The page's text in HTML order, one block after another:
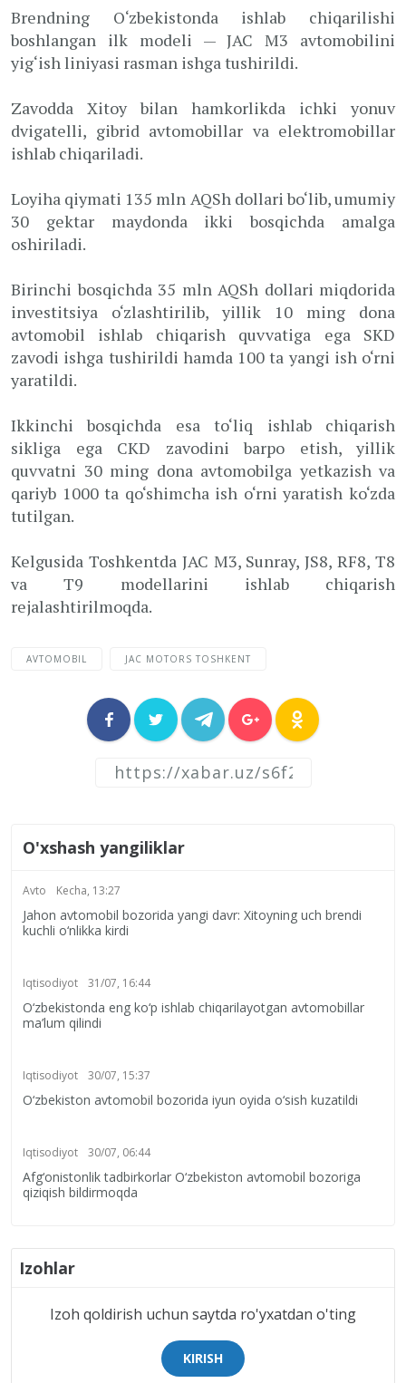
Brendning O‘zbekistonda ishlab chiqarilishi
boshlangan ilk modeli — JAC M3 avtomobilini
yig‘ish liniyasi rasman ishga tushirildi.
Zavodda Xitoy bilan hamkorlikda ichki yonuv
dvigatelli, gibrid avtomobillar va elektromobillar
ishlab chiqariladi.
Loyiha qiymati 135 mln AQSh dollari bo‘lib, umumiy
30 gektar maydonda ikki bosqichda amalga
oshiriladi.
Birinchi bosqichda 35 mln AQSh dollari miqdorida
investitsiya o‘zlashtirilib, yillik 10 ming dona
avtomobil ishlab chiqarish quvvatiga ega SKD
zavodi ishga tushirildi hamda 100 ta yangi ish o‘rni
yaratildi.
Ikkinchi bosqichda esa to‘liq ishlab chiqarish
sikliga ega CKD zavodini barpo etish, yillik
quvvatni 30 ming dona avtomobilga yetkazish va
qariyb 1000 ta qo‘shimcha ish o‘rni yaratish ko‘zda
tutilgan.
Kelgusida Toshkentda JAC M3, Sunray, JS8, RF8, T8
va T9 modellarini ishlab chiqarish
rejalashtirilmoqda.
AVTOMOBIL JAC MOTORS TOSHKENT
O'xshash yangiliklar
Avto Kecha, 13:27
Jahon avtomobil bozorida yangi davr: Xitoyning uch brendi
kuchli o‘nlikka kirdi
Iqtisodiyot 31/07, 16:44
O‘zbekistonda eng ko‘p ishlab chiqarilayotgan avtomobillar
ma’lum qilindi
Iqtisodiyot 30/07, 15:37
O‘zbekiston avtomobil bozorida iyun oyida o‘sish kuzatildi
Iqtisodiyot 30/07, 06:44
Afg‘onistonlik tadbirkorlar O‘zbekiston avtomobil bozoriga
qiziqish bildirmoqda
Izohlar
Izoh qoldirish uchun saytda ro'yxatdan o'ting
KIRISH